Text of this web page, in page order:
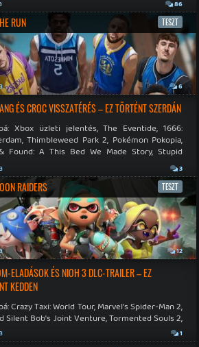
86
RUN TESZT
6
ÉS CROC VISSZATÉRÉS – EZ TÖRTÉNT SZERDÁN
Xbox üzleti jelentés, The Eventide, 1666:
Thimbleweed Park 2, Pokémon Pokopia,
Found: A This Bed We Made Story, Stupid
3
RAIDERS TESZT
12
ELADÁSOK ÉS NIOH 3 DLC-TRAILER – EZ
KEDDEN
Crazy Taxi: World Tour, Marvel's Spider-Man 2,
Silent Bob's Joint Venture, Tormented Souls 2,
Room in Hell, Slain 2: The Beast Within.
1